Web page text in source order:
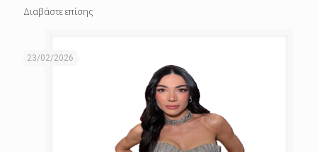
Διαβάστε επίσης
23/02/2026